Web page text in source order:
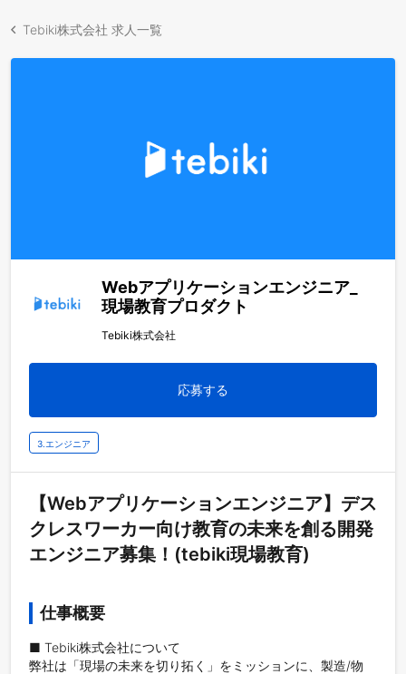
Tebiki株式会社 求人一覧
Webアプリケーションエンジニア_
現場教育プロダクト
Tebiki株式会社
応募する
3.エンジニア
【Webアプリケーションエンジニア】デス
クレスワーカー向け教育の未来を創る開発
エンジニア募集！(tebiki現場教育)
仕事概要
■ Tebiki株式会社について
弊社は「現場の未来を切り拓く」をミッションに、製造/物